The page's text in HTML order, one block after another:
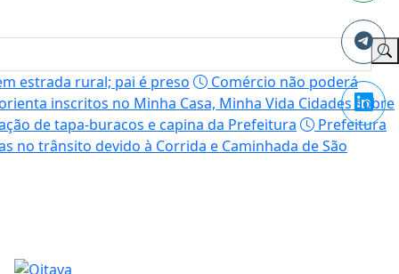
estrada rural; pai é preso
Comércio não poderá
inscritos no Minha Casa, Minha Vida Cidades sobre
de tapa-buracos e capina da Prefeitura
Prefeitura
no trânsito devido à Corrida e Caminhada de São